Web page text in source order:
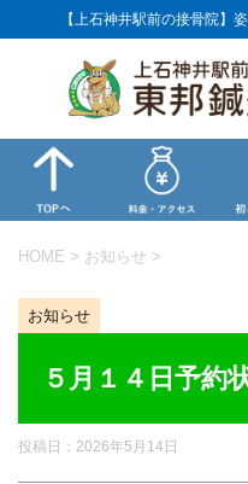
【上石神井駅前の接骨院】
HOME > お知らせ >
お知らせ
５月１４日予約
投稿日： 2026年5月14日